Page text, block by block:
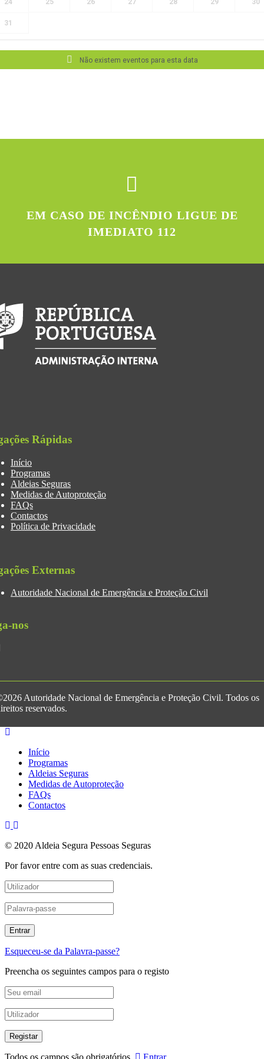
24 25 26 27 28 29 30
31
Não existem eventos para esta data
EM CASO DE INCÊNDIO LIGUE DE
IMEDIATO 112
Rápidas
Início
Programas
Aldeias Seguras
Medidas de Autoproteção
FAQs
Contactos
Política de Privacidade
Externas
Autoridade Nacional de Emergência e Proteção Civil
nos
Autoridade Nacional de Emergência e Proteção Civil. Todos os
reservados.
Início
Programas
Aldeias Seguras
Medidas de Autoproteção
FAQs
Contactos
© 2020 Aldeia Segura Pessoas Seguras
Por favor entre com as suas credenciais.
Esqueceu-se da Palavra-passe?
Preencha os seguintes campos para o registo
Todos os campos são obrigatórios. Entrar